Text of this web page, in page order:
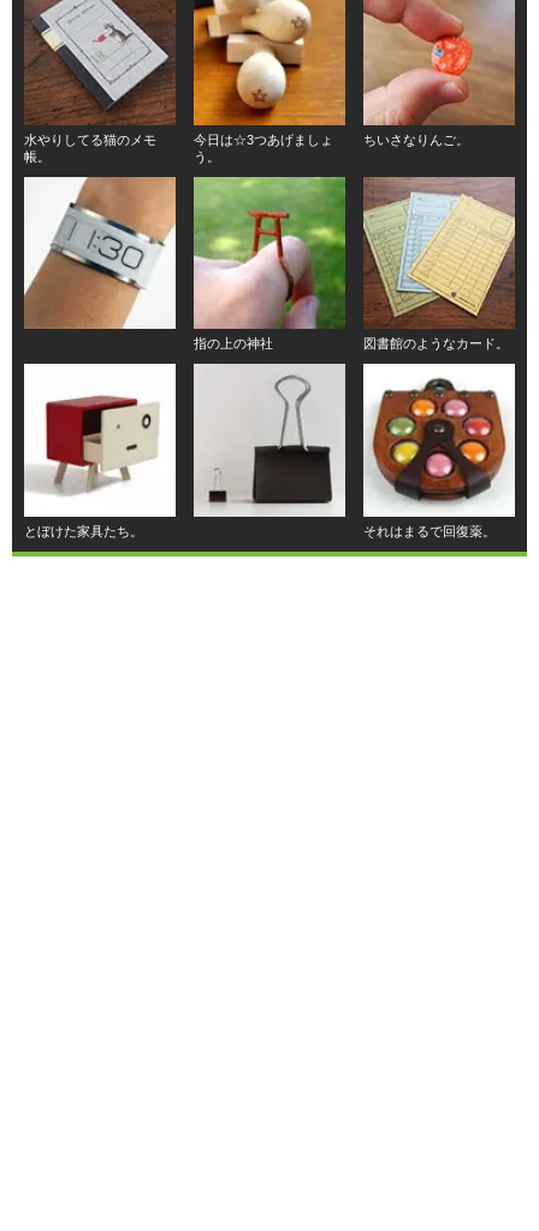
水やりしてる猫のメモ
帳。
今日は☆3つあげましょ
う。
ちいさなりんご。
指の上の神社 図書館のようなカード。
とぼけた家具たち。 それはまるで回復薬。